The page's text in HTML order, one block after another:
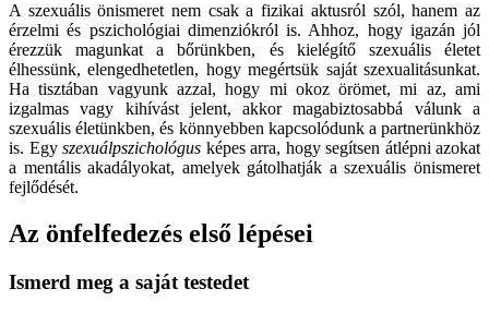
A szexuális önismeret nem csak a fizikai aktusról szól, hanem az
érzelmi és pszichológiai dimenziókról is. Ahhoz, hogy igazán jól
érezzük magunkat a bőrünkben, és kielégítő szexuális életet
élhessünk, elengedhetetlen, hogy megértsük saját szexualitásunkat.
Ha tisztában vagyunk azzal, hogy mi okoz örömet, mi az, ami
izgalmas vagy kihívást jelent, akkor magabiztosabbá válunk a
szexuális életünkben, és könnyebben kapcsolódunk a partnerünkhöz
is. Egy szexuálpszichológus képes arra, hogy segítsen átlépni azokat
a mentális akadályokat, amelyek gátolhatják a szexuális önismeret
fejlődését.
Az önfelfedezés első lépései
Ismerd meg a saját testedet